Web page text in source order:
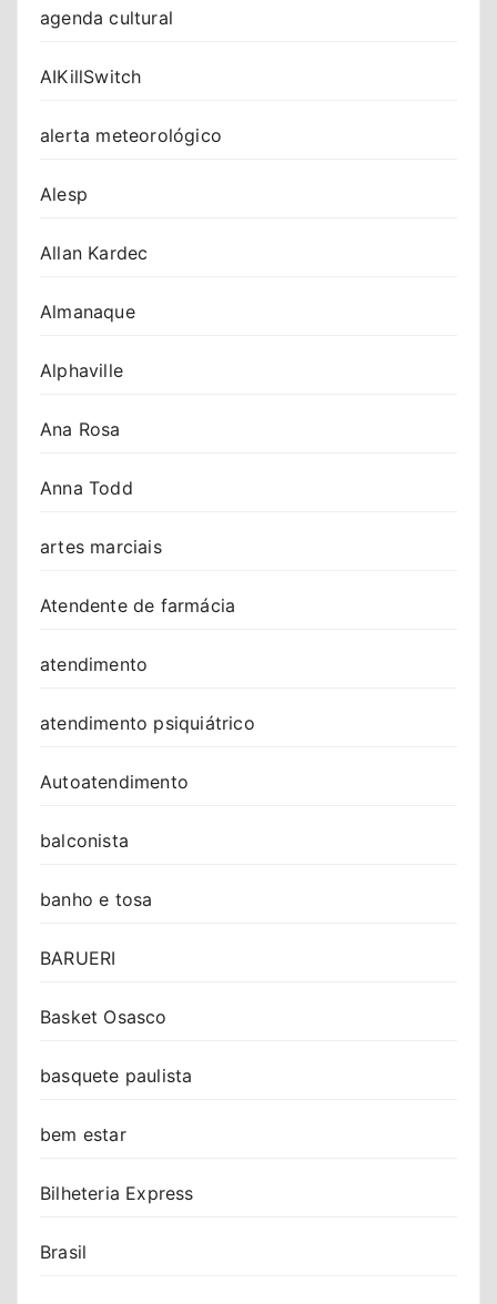
agenda cultural
AIKillSwitch
alerta meteorológico
Alesp
Allan Kardec
Almanaque
Alphaville
Ana Rosa
Anna Todd
artes marciais
Atendente de farmácia
atendimento
atendimento psiquiátrico
Autoatendimento
balconista
banho e tosa
BARUERI
Basket Osasco
basquete paulista
bem estar
Bilheteria Express
Brasil